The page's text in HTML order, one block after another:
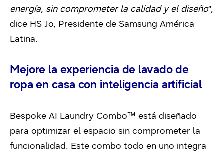
energía, sin comprometer la calidad y el diseño“,
dice HS Jo, Presidente de Samsung América
Latina.
Mejore la experiencia de lavado de
ropa en casa con inteligencia artificial
Bespoke AI Laundry Combo™ está diseñado
para optimizar el espacio sin comprometer la
funcionalidad. Este combo todo en uno integra